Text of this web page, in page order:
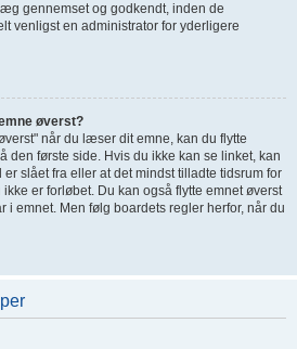
gennemset og godkendt, inden de
venligst en administrator for yderligere
øverst?
når du læser dit emne, kan du flytte
den første side. Hvis du ikke kan se linket, kan
slået fra eller at det mindst tilladte tidsrum for
er forløbet. Du kan også flytte emnet øverst
i emnet. Men følg boardets regler herfor, når du